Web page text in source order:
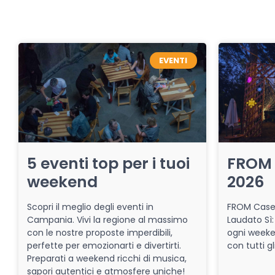
EVENTI
5 eventi top per i tuoi
weekend
Scopri il meglio degli eventi in
Campania. Vivi la regione al massimo
con le nostre proposte imperdibili,
perfette per emozionarti e divertirti.
Preparati a weekend ricchi di musica,
sapori autentici e atmosfere uniche!
2026
FROM
Laudato
ogni
con tutti